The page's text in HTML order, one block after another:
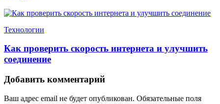
Технологии
Как проверить скорость интернета и улучшить
соединение
Добавить комментарий
Ваш адрес email не будет опубликован. Обязательные поля